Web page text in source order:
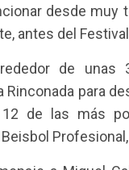
desde muy
antes del
de unas
Rinconada para
de las más